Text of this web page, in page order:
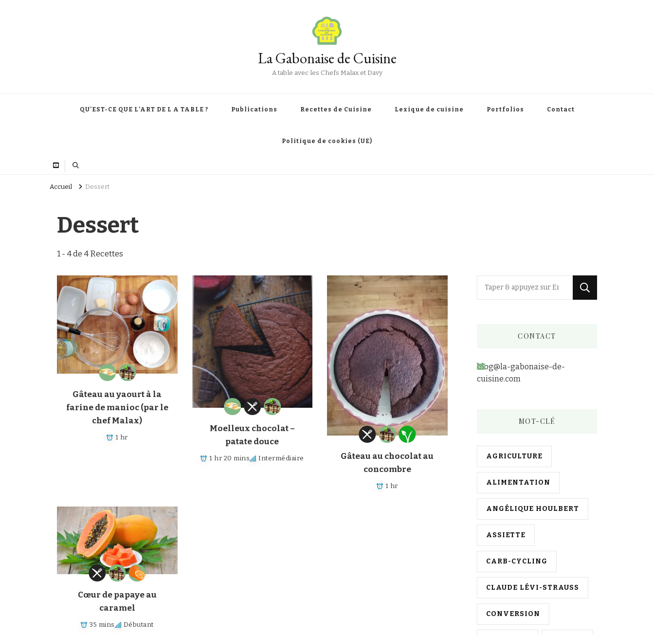
La Gabonaise de Cuisine
A table avec les Chefs Malax et Davy
QU’EST-CE QUE L’ART DE L A TABLE ? Publications Recettes de Cuisine Lexique de cuisine Portfolios Contact
Politique de cookies (UE)
Accueil Dessert
Dessert
1 - 4 de 4 Recettes
Gâteau au yaourt à la
farine de manioc (par le
chef Malax)
1 hr
Moelleux chocolat –
patate douce
1 hr 20 mins Intermédiaire
Gâteau au chocolat au
concombre
1 hr
Cœur de papaye au
caramel
35 mins Débutant
o
c
h
z
u
l
e
h
CONTACT
blog@la-gabonaise-de-
cuisine.com
MOT-CLÉ
AGRICULTURE
ALIMENTATION
ANGÉLIQUE HOULBERT
ASSIETTE
CARB-CYCLING
CLAUDE LÉVI-STRAUSS
CONVERSION